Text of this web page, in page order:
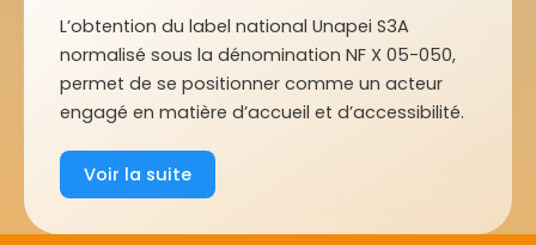
L’obtention du label national Unapei S3A
normalisé sous la dénomination NF X 05-050,
permet de se positionner comme un acteur
engagé en matière d’accueil et d’accessibilité.
Voir la suite